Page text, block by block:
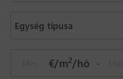
Egység típusa
€/m2/hó -